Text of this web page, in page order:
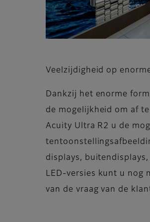
Veelzijdigheid op
Dankzij het enorme
de mogelijkheid om af
Acuity Ultra R2 u de
displays,
LED-versies kunt u nog
van de vraag van de